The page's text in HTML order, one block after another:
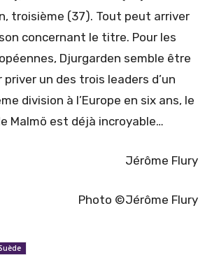
troisième (37). Tout peut arriver
concernant le titre. Pour les
Djurgarden semble être
priver un des trois leaders d’un
division à l’Europe en six ans, le
Malmö est déjà incroyable…
Jérôme Flury
Photo ©Jérôme Flury